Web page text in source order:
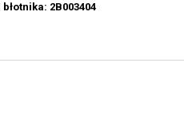
2B003404